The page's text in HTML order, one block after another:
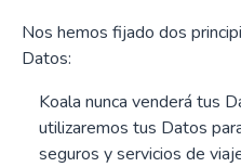
Nos hemos fijado dos
Datos:
Koala nunca venderá tus
utilizaremos tus Datos
seguros y servicios de